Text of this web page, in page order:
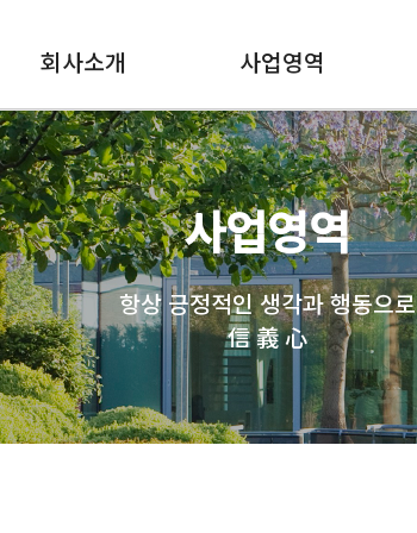
회사소개 사업영역
사업영역
항상 긍정적인 생각과 행동으로
信 義 心